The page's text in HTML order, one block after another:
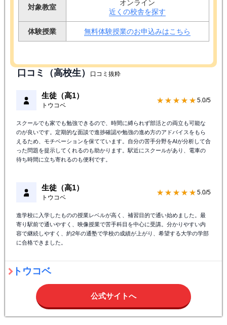
対象教室
オンライン
近くの校舎を探す
体験授業 無料体験授業のお申込みはこちら
口コミ（高校生） 口コミ抜粋
生徒（高1）
トウコベ
★★★★★ 5.0/5
スクールでも家でも勉強できるので、時間に縛られず部活との両立も可能な
のが良いです。定期的な面談で進捗確認や勉強の進め方のアドバイスをもら
えるため、モチベーションを保てています。自分の苦手分野をAIが分析して合
った問題を提示してくれるのも助かります。駅近にスクールがあり、電車の
待ち時間に立ち寄れるのも便利です。
生徒（高1）
トウコベ
★★★★★ 5.0/5
進学校に入学したものの授業レベルが高く、補習目的で通い始めました。最
寄り駅前で通いやすく、映像授業で苦手科目を中心に受講。分かりやすい内
容で継続しやすく、約2年の通塾で学校の成績が上がり、希望する大学の学部
に合格できました。
トウコベ
公式サイトへ